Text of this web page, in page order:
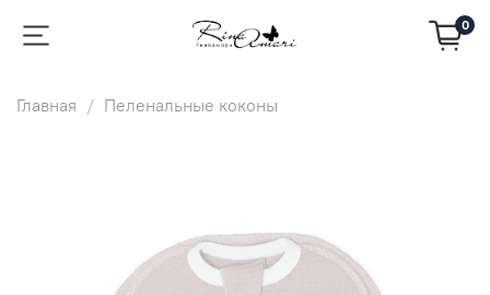
0
Главная Пеленальные коконы